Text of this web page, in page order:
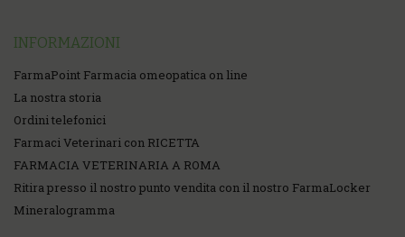
INFORMAZIONI
FarmaPoint Farmacia omeopatica on line
La nostra storia
Ordini telefonici
Farmaci Veterinari con RICETTA
FARMACIA VETERINARIA A ROMA
Ritira presso il nostro punto vendita con il nostro FarmaLocker
Mineralogramma